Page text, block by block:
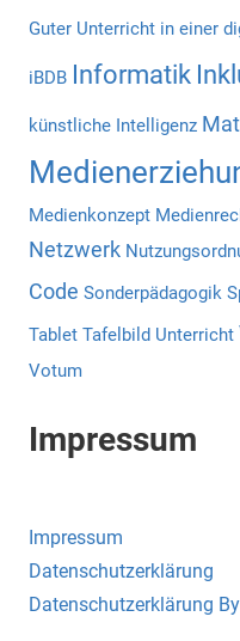
Guter Unterricht in einer
iBDB Informatik
künstliche Intelligenz
Medienkonzept
Netzwerk
Code Sonderpädagogik
Tablet Tafelbild Unterricht
Votum
Impressum
Impressum
Datenschutzerklärung
Datenschutzerklärung